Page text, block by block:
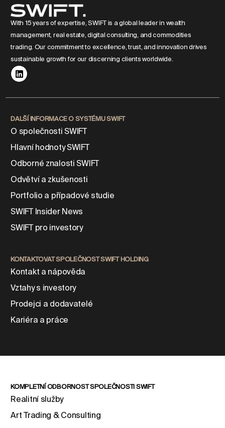
With 15 years of expertise, SWIFT is a global leader in wealth
management, real estate, digital consulting, and commodities
trading. Our commitment to excellence, trust, and innovation drives
sustainable growth for our discerning clients worldwide.
DALŠÍ INFORMACE O SYSTÉMU SWIFT
O společnosti SWIFT
Hlavní hodnoty SWIFT
Odborné znalosti SWIFT
Odvětví a zkušenosti
Portfolio a případové studie
SWIFT Insider News
SWIFT pro investory
KONTAKTOVAT SPOLEČNOST SWIFT HOLDING
Kontakt a nápověda
Vztahy s investory
Prodejci a dodavatelé
Kariéra a práce
KOMPLETNÍ ODBORNOST SPOLEČNOSTI SWIFT
Realitní služby
Art Trading & Consulting